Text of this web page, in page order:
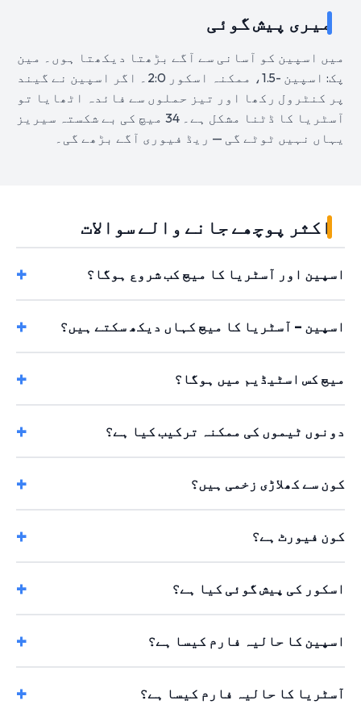
میری پیش گوئی
میں اسپین کو آسانی سے آگے بڑھتا دیکھتا ہوں۔ مین
پک: اسپین -1.5، ممکنہ اسکور 2:0۔ اگر اسپین نے گیند
پر کنٹرول رکھا اور تیز حملوں سے فائدہ اٹھایا تو
آسٹریا کا ڈٹنا مشکل ہے۔ 34 میچ کی بے شکستہ سیریز
یہاں نہیں ٹوٹے گی — ریڈ فیوری آگے بڑھے گی۔
اکثر پوچھے جانے والے سوالات
اسپین اور آسٹریا کا میچ کب شروع ہوگا؟
اسپین – آسٹریا کا میچ کہاں دیکھ سکتے ہیں؟
میچ کس اسٹیڈیم میں ہوگا؟
دونوں ٹیموں کی ممکنہ ترکیب کیا ہے؟
کون سے کھلاڑی زخمی ہیں؟
کون فیورٹ ہے؟
اسکور کی پیش گوئی کیا ہے؟
اسپین کا حالیہ فارم کیسا ہے؟
آسٹریا کا حالیہ فارم کیسا ہے؟